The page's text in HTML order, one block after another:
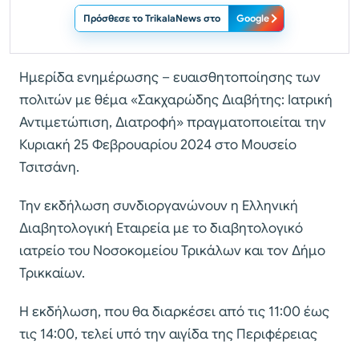
Πρόσθεσε το TrikalaNews στο Google
Ημερίδα ενημέρωσης – ευαισθητοποίησης των
πολιτών με θέμα «Σακχαρώδης Διαβήτης: Ιατρική
Αντιμετώπιση, Διατροφή» πραγματοποιείται την
Κυριακή 25 Φεβρουαρίου 2024 στο Μουσείο
Τσιτσάνη.
Την εκδήλωση συνδιοργανώνουν η Ελληνική
Διαβητολογική Εταιρεία με το διαβητολογικό
ιατρείο του Νοσοκομείου Τρικάλων και τον Δήμο
Τρικκαίων.
Η εκδήλωση, που θα διαρκέσει από τις 11:00 έως
τις 14:00, τελεί υπό την αιγίδα της Περιφέρειας